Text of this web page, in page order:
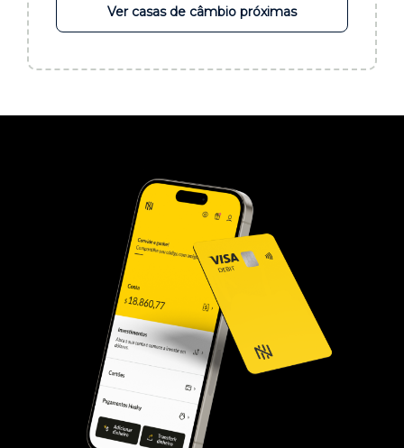
Ver casas de câmbio próximas